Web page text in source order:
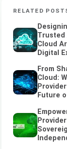
RELATED
Trusted
Cloud
Digital
From
Cloud:
Future